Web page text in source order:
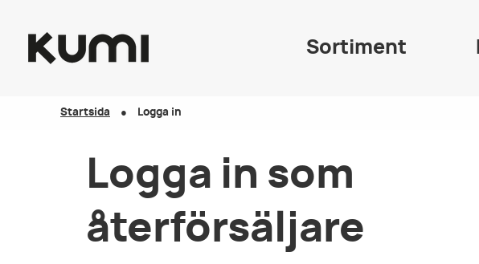
Sortiment
Startsida Logga in
Logga in som
återförsäljare